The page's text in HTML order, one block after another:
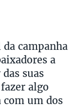
campanha
a
suas
algo
com um dos